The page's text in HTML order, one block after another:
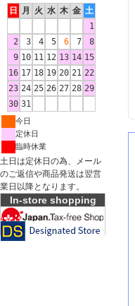
日
月 火 水 木 金 土
1
2
3 4 5 6 7
8
9 10 11 12 13 14 15
16 17 18 19 20 21 22
23 24 25 26 27 28 29
30 31
今日
定休日
臨時休業
土日は定休日の為、メール
のご返信や商品発送は翌営
業日以降となります。
In-store shopping